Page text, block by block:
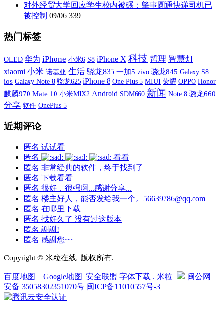
对外经贸大学回应学生校内被碾：肇事圆通快递司机已
被控制 09/06 339
热门标签
OLED 华为 iPhone 小米6 S8 iPhone X 科技 哲理 智慧灯
xiaomi 小米 诺基亚 生活 骁龙835 一加5 vivo 骁龙845 Galaxy S8
ios Galaxy Note 8 骁龙625 iPhone 8 One Plus 5 MIUI 荣耀 OPPO Honor
麒麟970 Mate 10 小米MIX2 Android SDM660 新闻 Note 8 骁龙660
分享 软件 OnePlus 5
近期评论
匿名 试试看
匿名
看看
匿名 非常经典的软件，终于找到了
匿名 下载看看
匿名 很好，很强啊...感谢分享...
匿名 楼主好人，能否发给我一个。56639786@qq.com
匿名 在哪里下载
匿名 找好久了 没有过这版本
匿名 謝謝!
匿名 感謝您~~
Copyright © 米粒在线 版权所有.
百度地图 Google地图 安全联盟 字体下载 . 米粒
闽公网
安备 35058302351070号 闽ICP备11010557号-3